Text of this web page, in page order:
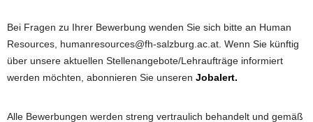
Bei Fragen zu Ihrer Bewerbung wenden Sie sich bitte an Human
Resources, humanresources@fh-salzburg.ac.at. Wenn Sie künftig
über unsere aktuellen Stellenangebote/Lehraufträge informiert
werden möchten, abonnieren Sie unseren Jobalert.
Alle Bewerbungen werden streng vertraulich behandelt und gemäß